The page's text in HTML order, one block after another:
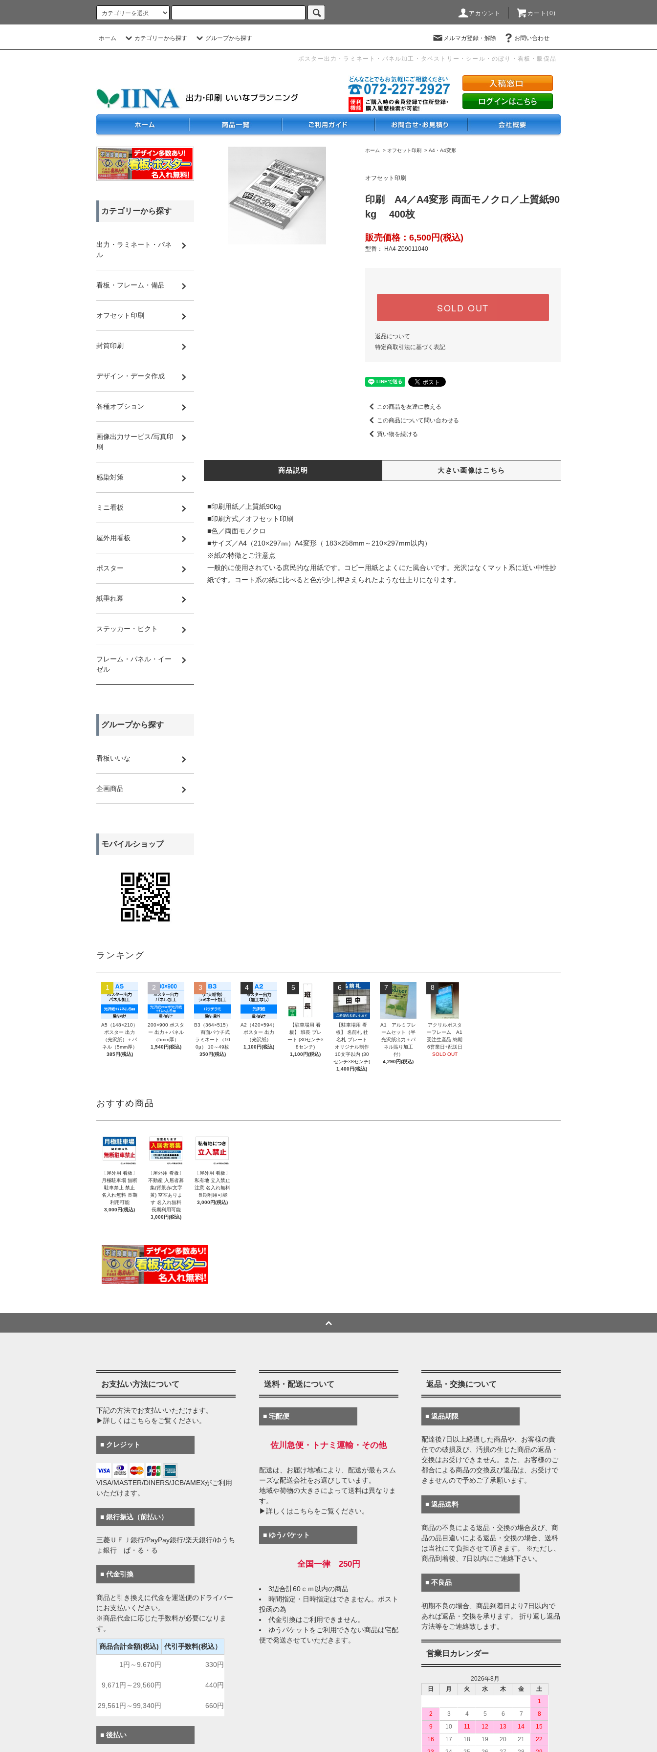
アカウント カート(0)
ホーム カテゴリーから探す グループから探す メルマガ登録・解除 お問い合わせ
ポスター出力・ラミネート・パネル加工・タペストリー・シール・のぼり・看板・販促品
ホーム > オフセット印刷 > A4・A4変形
オフセット印刷
印刷 A4／A4変形 両面モノクロ／上質紙90
kg 400枚
販売価格：6,500円(税込)
型番： HA4-Z09011040
SOLD OUT
返品について
特定商取引法に基づく表記
この商品を友達に教える
この商品について問い合わせる
買い物を続ける
商品説明 大きい画像はこちら
■印刷用紙／上質紙90kg
■印刷方式／オフセット印刷
■色／両面モノクロ
■サイズ／A4（210×297㎜）A4変形（ 183×258mm～210×297mm以内）
※紙の特徴とご注意点
一般的に使用されている庶民的な用紙です。コピー用紙とよくにた風合いです。光沢はなくマット系に近い中性抄
紙です。コート系の紙に比べると色が少し押さえられたような仕上りになります。
カテゴリーから探す
出力・ラミネート・パネ
ル
看板・フレーム・備品
オフセット印刷
封筒印刷
デザイン・データ作成
各種オプション
画像出力サービス/写真印
刷
感染対策
ミニ看板
屋外用看板
ポスター
紙垂れ幕
ステッカー・ピクト
フレーム・パネル・イー
ゼル
グループから探す
看板いいな
企画商品
モバイルショップ
ランキング
1
A5（148×210）
ポスター 出力
（光沢紙）＋パ
ネル（5mm厚）
385円(税込)
2
200×900 ポスタ
ー 出力＋パネル
（5mm厚）
1,540円(税込)
3
B3（364×515）
両面パウチ式
ラミネート（10
0μ） 10～49枚
350円(税込)
4
A2（420×594）
ポスター 出力
（光沢紙）
1,100円(税込)
5
【駐車場用 看
板】 班長 プレ
ート (30センチ×
8センチ)
1,100円(税込)
6
【駐車場用 看
板】 名前札 社
名札 プレート
オリジナル制作
10文字以内 (30
センチ×8センチ)
1,400円(税込)
7
A1 アルミフレ
ームセット（半
光沢紙出力＋パ
ネル貼り加工
付）
4,290円(税込)
8
アクリルポスタ
ーフレーム A1
受注生産品 納期
6営業日+配送日
SOLD OUT
おすすめ商品
〔屋外用 看板〕
月極駐車場 無断
駐車禁止 禁止
名入れ無料 長期
利用可能
3,000円(税込)
〔屋外用 看板〕
不動産 入居者募
集(背景赤/文字
黄) 空室ありま
す 名入れ無料
長期利用可能
3,000円(税込)
〔屋外用 看板〕
私有地 立入禁止
注意 名入れ無料
長期利用可能
3,000円(税込)
お支払い方法について
下記の方法でお支払いいただけます。
▶詳しくはこちらをご覧ください。
■ クレジット
VISA/MASTER/DINERS/JCB/AMEXがご利用
いただけます。
■ 銀行振込（前払い）
三菱ＵＦＪ銀行/PayPay銀行/楽天銀行/ゆうち
ょ銀行 ぱ・る・る
■ 代金引換
商品と引き換えに代金を運送便のドライバー
にお支払いください。
※商品代金に応じた手数料が必要になりま
す。
商品合計金額(税込) 代引手数料(税込）
1円～9.670円 330円
9,671円～29,560円 440円
29,561円～99,340円 660円
■ 後払い
送料・配送について
■ 宅配便
佐川急便・トナミ運輸・その他
配送は、お届け地域により、配送が最もスム
ーズな配送会社をお選びしています。
地域や荷物の大きさによって送料は異なりま
す。
▶詳しくはこちらをご覧ください。
■ ゆうパケット
全国一律 250円
3辺合計60ｃｍ以内の商品
時間指定・日時指定はできません。ポスト
投函の為
代金引換はご利用できません。
ゆうパケットをご利用できない商品は宅配
便で発送させていただきます。
返品・交換について
■ 返品期限
配達後7日以上経過した商品や、お客様の責
任での破損及び、汚損の生じた商品の返品・
交換はお受けできません。また、お客様のご
都合による商品の交換及び返品は、お受けで
きませんので予めご了承願います。
■ 返品送料
商品の不良による返品・交換の場合及び、商
品の品目違いによる返品・交換の場合、送料
は当社にて負担させて頂きます。 ※ただし、
商品到着後、7日以内にご連絡下さい。
■ 不良品
初期不良の場合、商品到着日より7日以内で
あれば返品・交換を承ります。 折り返し返品
方法等をご連絡致します。
営業日カレンダー
2026年8月
日
月 火 水 木 金
土
1
2
3 4 5 6 7
8
9
10 11 12 13 14
15
16
17 18 19 20 21
22